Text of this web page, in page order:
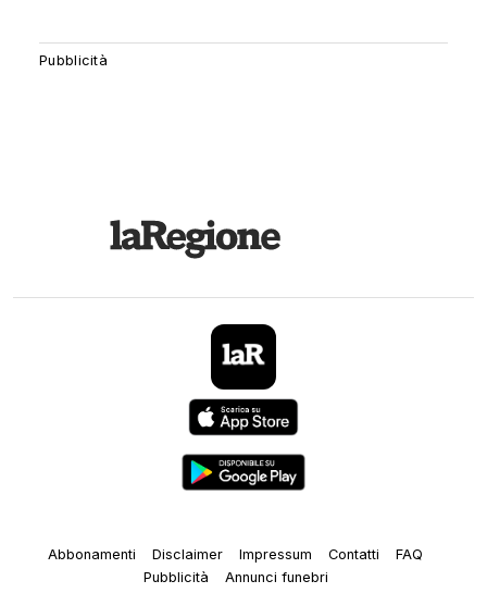
Abbonamenti Disclaimer Impressum Contatti
FAQ
Pubblicità
Annunci funebri